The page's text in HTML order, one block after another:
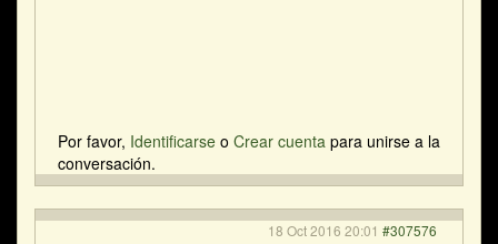
Por favor, Identificarse o Crear cuenta para unirse a la
conversación.
18 Oct 2016 20:01 #307576